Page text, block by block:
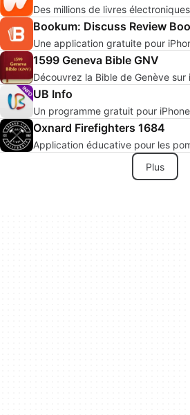
Des millions de livres
Bookum: Discuss Review
Une application gratuite pour
1599 Geneva Bible GNV
Découvrez la Bible de Genève sur
UB Info
Un programme gratuit pour
Oxnard Firefighters 1684
Application éducative pour les
Plus